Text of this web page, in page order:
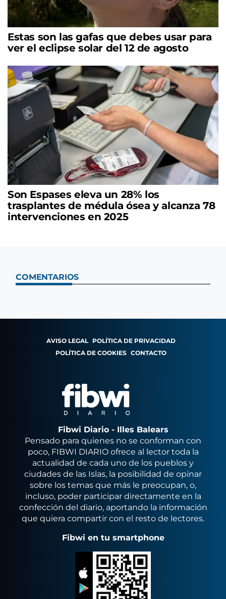
Estas son las gafas que debes usar para
ver el eclipse solar del 12 de agosto
Son Espases eleva un 28% los
trasplantes de médula ósea y alcanza 78
intervenciones en 2025
COMENTARIOS
AVISO LEGAL POLÍTICA DE PRIVACIDAD
POLÍTICA DE COOKIES CONTACTO
Fibwi Diario - Illes Balears
Pensado para quienes no se conforman con
poco, FIBWI DIARIO ofrece al lector toda la
actualidad de cada uno de los pueblos y
ciudades de las Islas, la posibilidad de opinar
sobre los temas que más le preocupan, o,
incluso, poder participar directamente en la
confección del diario, aportando la información
que quiera compartir con el resto de lectores.
Fibwi en tu smartphone